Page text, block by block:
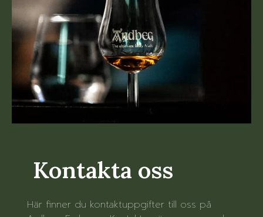
Kontakta oss
Här finner du kontaktuppgifter till oss på